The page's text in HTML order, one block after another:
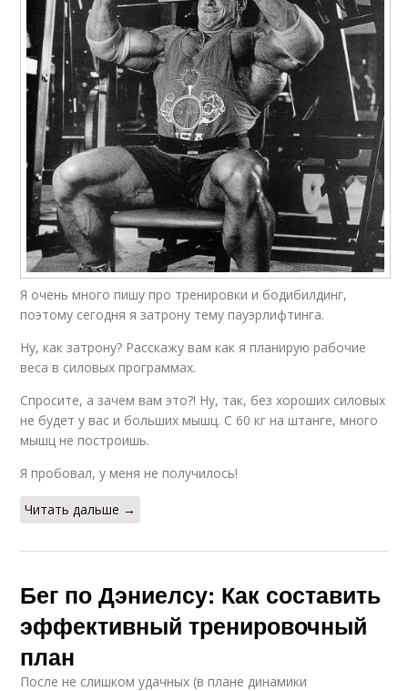
Я очень много пишу про тренировки и бодибилдинг,
поэтому сегодня я затрону тему пауэрлифтинга.
Ну, как затрону? Расскажу вам как я планирую рабочие
веса в силовых программах.
Спросите, а зачем вам это?! Ну, так, без хороших силовых
не будет у вас и больших мышц. С 60 кг на штанге, много
мышц не построишь.
Я пробовал, у меня не получилось!
Читать дальше →
Бег по Дэниелсу: Как составить
эффективный тренировочный
план
После не слишком удачных (в плане динамики